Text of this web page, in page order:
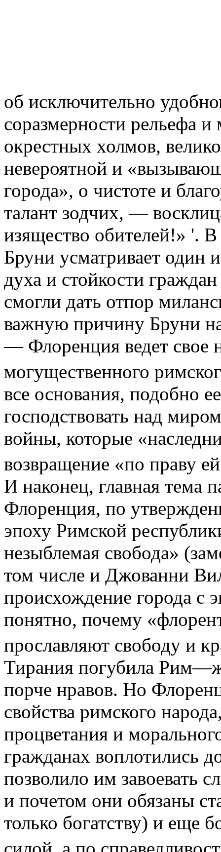
об исключительно
соразмерности рельефа и
окрестных холмов,
невероятной и
города», о чистоте и
талант зодчих, —
изящество обителей!» '. В
Бруни усматривает один
духа и стойкости
смогли дать отпор
важную причину Бруни
— Флоренция ведет свое
могущественного
все основания, подобно
господствовать над
войны, которые
возвращение «по праву
И наконец, главная тема
Флоренция, по
эпоху Римской
незыблемая свобода»
том числе и Джованни
происхождение города с
понятно, почему
прославляют свободу и
Тирания погубила
порче нравов. Но
свойства римского
процветания и
гражданах воплотились
позволило им завоевать
и почетом они обязаны
только богатству) и еще